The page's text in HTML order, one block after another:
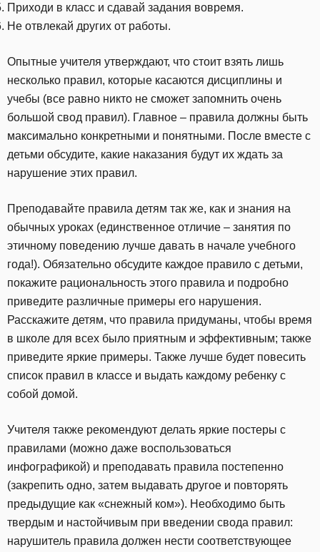
Приходи в класс и сдавай задания вовремя.
Не отвлекай других от работы.
Опытные учителя утверждают, что стоит взять лишь
несколько правил, которые касаются дисциплины и
учебы (все равно никто не сможет запомнить очень
большой свод правил). Главное – правила должны быть
максимально конкретными и понятными. После вместе с
детьми обсудите, какие наказания будут их ждать за
нарушение этих правил.
Преподавайте правила детям так же, как и знания на
обычных уроках (единственное отличие – занятия по
этичному поведению лучше давать в начале учебного
года!). Обязательно обсудите каждое правило с детьми,
покажите рациональность этого правила и подробно
приведите различные примеры его нарушения.
Расскажите детям, что правила придуманы, чтобы время
в школе для всех было приятным и эффективным; также
приведите яркие примеры. Также лучше будет повесить
список правил в классе и выдать каждому ребенку с
собой домой.
Учителя также рекомендуют делать яркие постеры с
правилами (можно даже воспользоваться
инфографикой) и преподавать правила постепенно
(закрепить одно, затем выдавать другое и повторять
предыдущие как «снежный ком»). Необходимо быть
твердым и настойчивым при введении свода правил:
нарушитель правила должен нести соответствующее